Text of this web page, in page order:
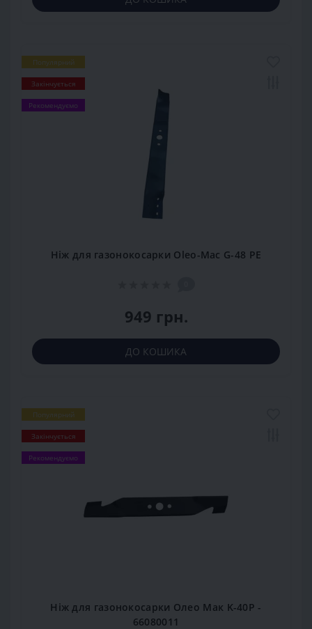
Популярний
Закінчується
Рекомендуємо
Ніж для газонокосарки Oleo-Mac G-48 PE
949 грн.
ДО КОШИКА
Популярний
Закінчується
Рекомендуємо
Ніж для газонокосарки Олео Мак K-40P -
66080011